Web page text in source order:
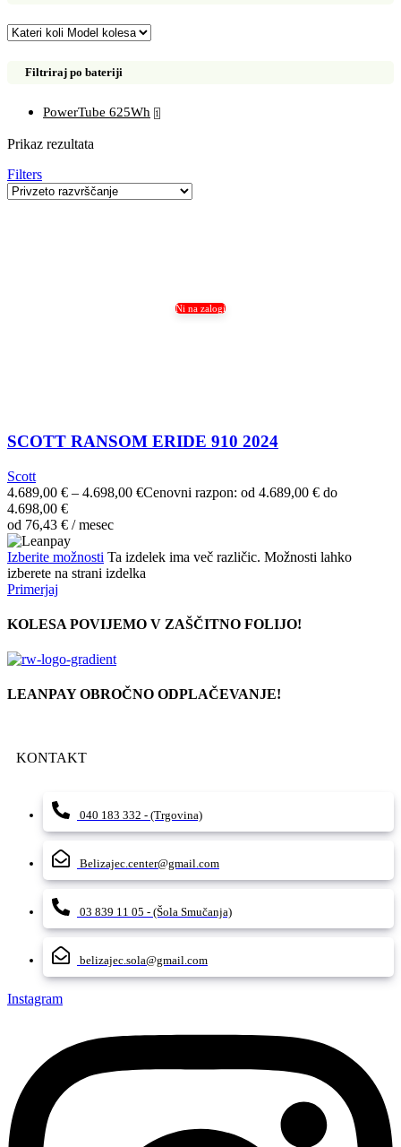
Filtriraj po bateriji
PowerTube 625Wh 1
Prikaz rezultata
Filters
Ni na zalogi
SCOTT RANSOM ERIDE 910 2024
Scott
4.689,00 € – 4.698,00 €Cenovni razpon: od 4.689,00 € do
4.698,00 €
od 76,43 € / mesec
Izberite možnosti Ta izdelek ima več različic. Možnosti lahko
izberete na strani izdelka
Primerjaj
KOLESA POVIJEMO V ZAŠČITNO FOLIJO!
LEANPAY OBROČNO ODPLAČEVANJE!
KONTAKT
040 183 332 - (Trgovina)
Belizajec.center@gmail.com
03 839 11 05 - (Šola Smučanja)
belizajec.sola@gmail.com
Instagram